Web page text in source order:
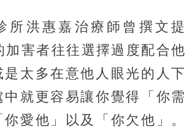
所洪惠嘉治療師曾撰文提
加害者往往選擇過度配合他
是太多在意他人眼光的人下
中就更容易讓你覺得「你需
愛他」以及「你欠他」。